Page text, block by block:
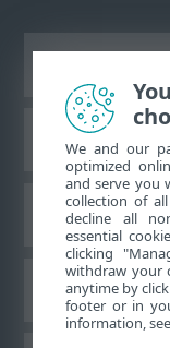
We and our
optimized
and serve you
collection of
decline all
essential
clicking
withdraw your
anytime by
footer or in
information,